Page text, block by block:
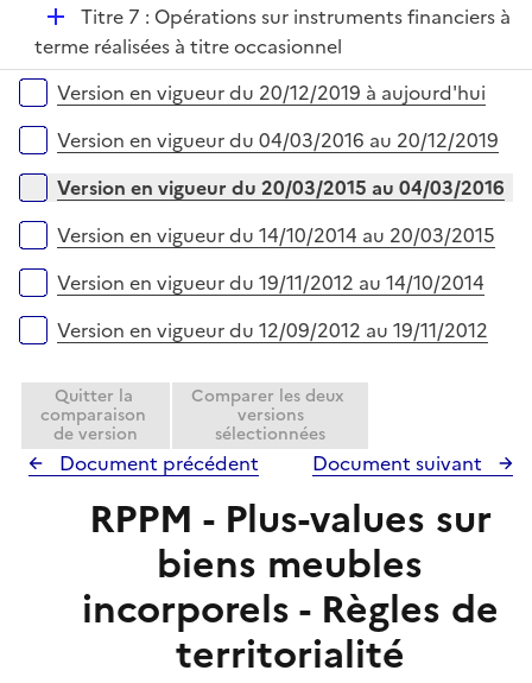
e
r
D
é
p
l
i
e
r
Titre 7 : Opérations sur instruments financiers à
terme réalisées à titre occasionnel
Versions sur la période
Version en vigueur du 20/12/2019 à aujourd'hui
Version en vigueur du 04/03/2016 au 20/12/2019
Version en vigueur du 20/03/2015 au 04/03/2016
Version en vigueur du 14/10/2014 au 20/03/2015
Version en vigueur du 19/11/2012 au 14/10/2014
Version en vigueur du 12/09/2012 au 19/11/2012
Quitter la
comparaison
de version
Comparer les deux
versions
sélectionnées
Document précédent Document suivant
RPPM - Plus-values sur
biens meubles
incorporels - Règles de
territorialité